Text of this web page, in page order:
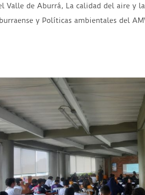
de Aburrá, La calidad del aire y
y Políticas ambientales del